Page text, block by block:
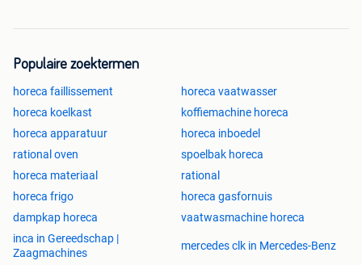
Populaire zoektermen
horeca faillissement
horeca vaatwasser
horeca koelkast
koffiemachine horeca
horeca apparatuur
horeca inboedel
rational oven
spoelbak horeca
horeca materiaal
rational
horeca frigo
horeca gasfornuis
dampkap horeca
vaatwasmachine horeca
inca in Gereedschap |
Zaagmachines
mercedes clk in Mercedes-Benz